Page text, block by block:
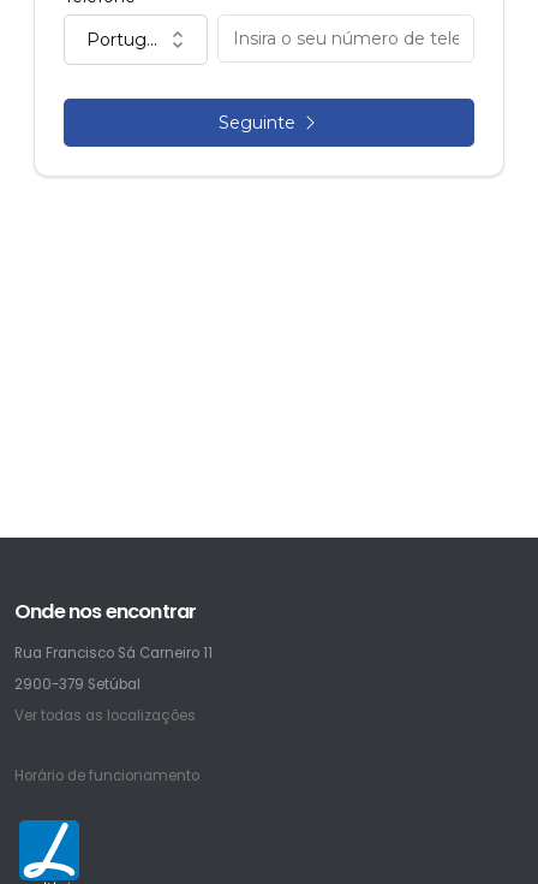
Onde nos encontrar
Rua Francisco Sá Carneiro 11
2900-379 Setúbal
Ver todas as localizações
Horário de funcionamento